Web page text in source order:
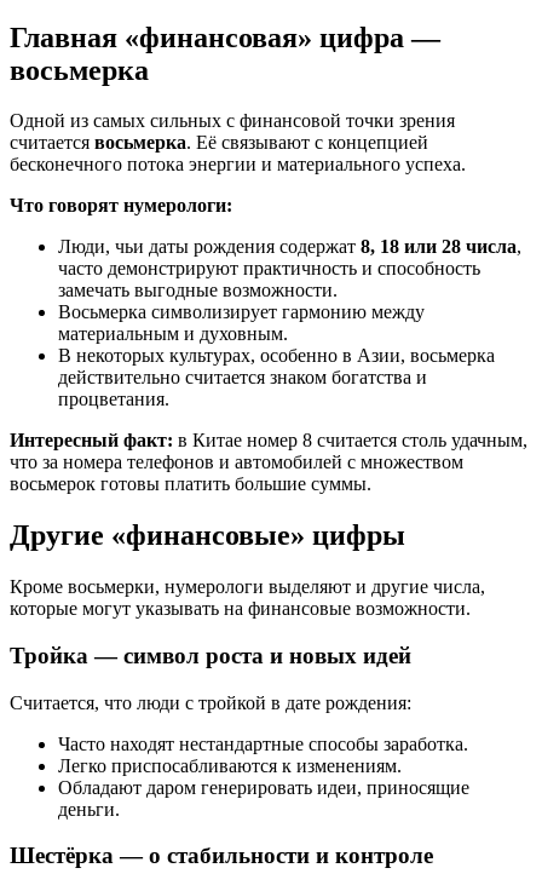
Главная «финансовая» цифра —
восьмерка
Одной из самых сильных с финансовой точки зрения
считается восьмерка. Её связывают с концепцией
бесконечного потока энергии и материального успеха.
Что говорят нумерологи:
Люди, чьи даты рождения содержат 8, 18 или 28 числа,
часто демонстрируют практичность и способность
замечать выгодные возможности.
Восьмерка символизирует гармонию между
материальным и духовным.
В некоторых культурах, особенно в Азии, восьмерка
действительно считается знаком богатства и
процветания.
Интересный факт: в Китае номер 8 считается столь удачным,
что за номера телефонов и автомобилей с множеством
восьмерок готовы платить большие суммы.
Другие «финансовые» цифры
Кроме восьмерки, нумерологи выделяют и другие числа,
которые могут указывать на финансовые возможности.
Тройка — символ роста и новых идей
Считается, что люди с тройкой в дате рождения:
Часто находят нестандартные способы заработка.
Легко приспосабливаются к изменениям.
Обладают даром генерировать идеи, приносящие
деньги.
Шестёрка — о стабильности и контроле